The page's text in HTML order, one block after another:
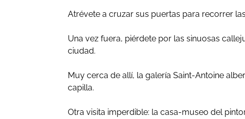
Atrévete a cruzar sus puertas para recorrer
Una vez fuera, piérdete por las sinuosas
ciudad.
Muy cerca de allí, la galería Saint-Antoine
capilla.
Otra visita imperdible: la casa-museo del